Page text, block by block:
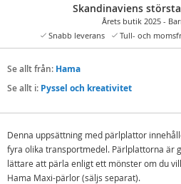
Skandinaviens
Årets butik 2025 -
Snabb leverans
Tull- och
Se allt från: Hama
Se allt i: Pyssel och kreativitet
Denna uppsättning med pärlplattor
fyra olika transportmedel. Pärlplattorna är
lättare att pärla enligt ett mönster om du
Hama Maxi-pärlor (säljs separat).